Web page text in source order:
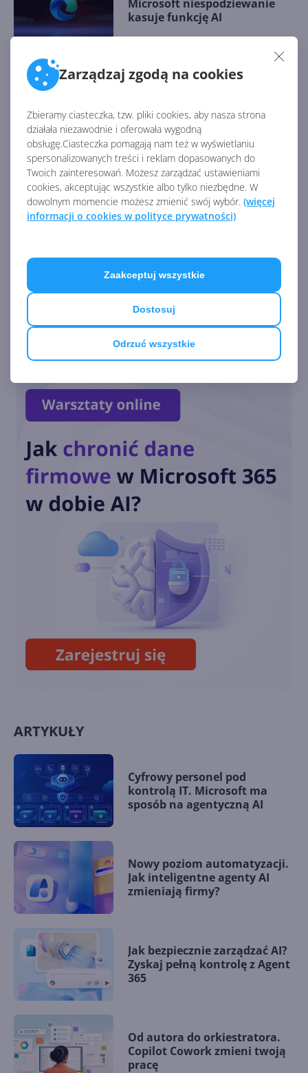
Zarządzaj zgodą na cookies
Zbieramy ciasteczka, tzw. pliki cookies, aby nasza strona
działała niezawodnie i oferowała wygodną
obsługę.Ciasteczka pomagają nam też w wyświetlaniu
spersonalizowanych treści i reklam dopasowanych do
Twoich zainteresowań. Możesz zarządzać ustawieniami
cookies, akceptując wszystkie albo tylko niezbędne. W
dowolnym momencie możesz zmienić swój wybór. (więcej
informacji o cookies w polityce prywatności)
Odrzuć wszystkie
Dostosuj
Zaakceptuj wszystkie
Microsoft niespodziewanie
kasuje funkcję AI
Copilot przejmuje ster w Edge.
Edge dla firm pozwoli
blokować Shadow AI i
przekierowywać do
bezpiecznego Copilota
Edge. Zmiany w aktualizacji
147.0.3912.60
Microsoft Edge dla firm
integruje się z Microsoft 365
Copilot Chat
tryb AI w przeglądarce
Copilot w menu
nowej karty w Edge
Podsumowanie roku 2024 w
Microsoft Edge. Sprawdź
statystyki!
Zobacz
ARTYKUŁY
Cyfrowy personel pod
kontrolą IT. Microsoft ma
sposób na agentyczną AI
Nowy poziom automatyzacji.
Jak inteligentne agenty AI
zmieniają firmy?
Jak bezpiecznie zarządzać AI?
Zyskaj pełną kontrolę z Agent
365
Od autora do orkiestratora.
Copilot Cowork zmieni twoją
pracę